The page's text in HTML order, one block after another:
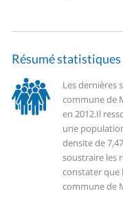
Résumé
Les dernières
commune de
en 2012.Il
une
densite de
soustraire les
constater que
commune de